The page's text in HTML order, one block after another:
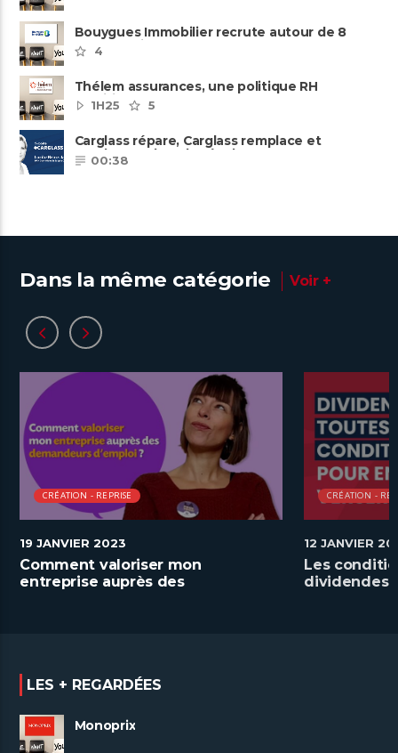
Bouygues Immobilier recrute autour de 8
pôles métiers
4
Thélem assurances, une politique RH
ambitieuse
1H25 5
Carglass répare, Carglass remplace et
Carglass embauche également.
00:38
Dans la même catégorie Voir +
CRÉATION - REPRISE
19 JANVIER 2023
Comment valoriser mon
entreprise auprès des
CRÉATION -
12 JANVIER
Les
dividendes
LES + REGARDÉES
Monoprix